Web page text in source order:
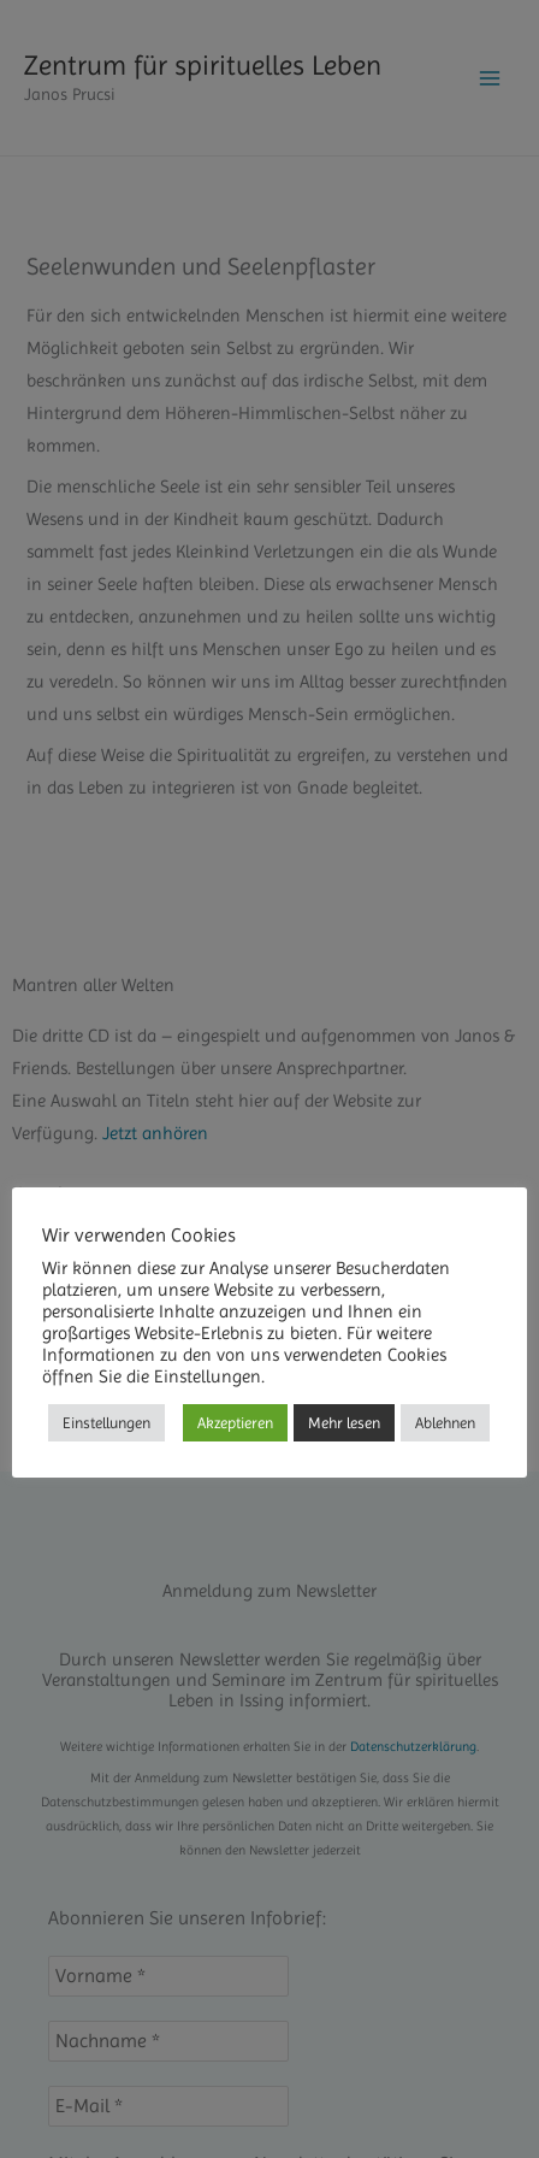
springen
Zentrum für spirituelles Leben
Janos Prucsi
Seelenwunden und Seelenpflaster
Für den sich entwickelnden Menschen ist hiermit eine weitere
Möglichkeit geboten sein Selbst zu ergründen. Wir
beschränken uns zunächst auf das irdische Selbst, mit dem
Hintergrund dem Höheren-Himmlischen-Selbst näher zu
kommen.
Die menschliche Seele ist ein sehr sensibler Teil unseres
Wesens und in der Kindheit kaum geschützt. Dadurch
sammelt fast jedes Kleinkind Verletzungen ein die als Wunde
in seiner Seele haften bleiben. Diese als erwachsener Mensch
zu entdecken, anzunehmen und zu heilen sollte uns wichtig
sein, denn es hilft uns Menschen unser Ego zu heilen und es
zu veredeln. So können wir uns im Alltag besser zurechtfinden
und uns selbst ein würdiges Mensch-Sein ermöglichen.
Auf diese Weise die Spiritualität zu ergreifen, zu verstehen und
in das Leben zu integrieren ist von Gnade begleitet.
Mantren aller Welten
Die dritte CD ist da – eingespielt und aufgenommen von Janos &
Friends. Bestellungen über unsere Ansprechpartner.
Eine Auswahl an Titeln steht hier auf der Website zur
Verfügung. Jetzt anhören
Kontakt
Zentrum für spirituelles Leben
Janos Prucsi
Dießener Str. 29
86946 Vilgertshofen
Telefon: 08194 931881
Anmeldung zum Newsletter
Durch unseren Newsletter werden Sie regelmäßig über
Veranstaltungen und Seminare im Zentrum für spirituelles
Leben in Issing informiert.
Weitere wichtige Informationen erhalten Sie in der Datenschutzerklärung.
Mit der Anmeldung zum Newsletter bestätigen Sie, dass Sie die
Datenschutzbestimmungen gelesen haben und akzeptieren. Wir erklären hiermit
ausdrücklich, dass wir Ihre persönlichen Daten nicht an Dritte weitergeben. Sie
können den Newsletter jederzeit
Abonnieren Sie unseren Infobrief:
Wir verwenden Cookies
Wir können diese zur Analyse unserer Besucherdaten
platzieren, um unsere Website zu verbessern,
personalisierte Inhalte anzuzeigen und Ihnen ein
großartiges Website-Erlebnis zu bieten. Für weitere
Informationen zu den von uns verwendeten Cookies
öffnen Sie die Einstellungen.
Einstellungen Akzeptieren Mehr lesen Ablehnen